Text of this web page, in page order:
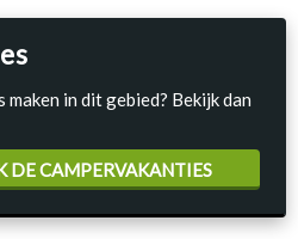
in dit gebied? Bekijk dan
DE CAMPERVAKANTIES